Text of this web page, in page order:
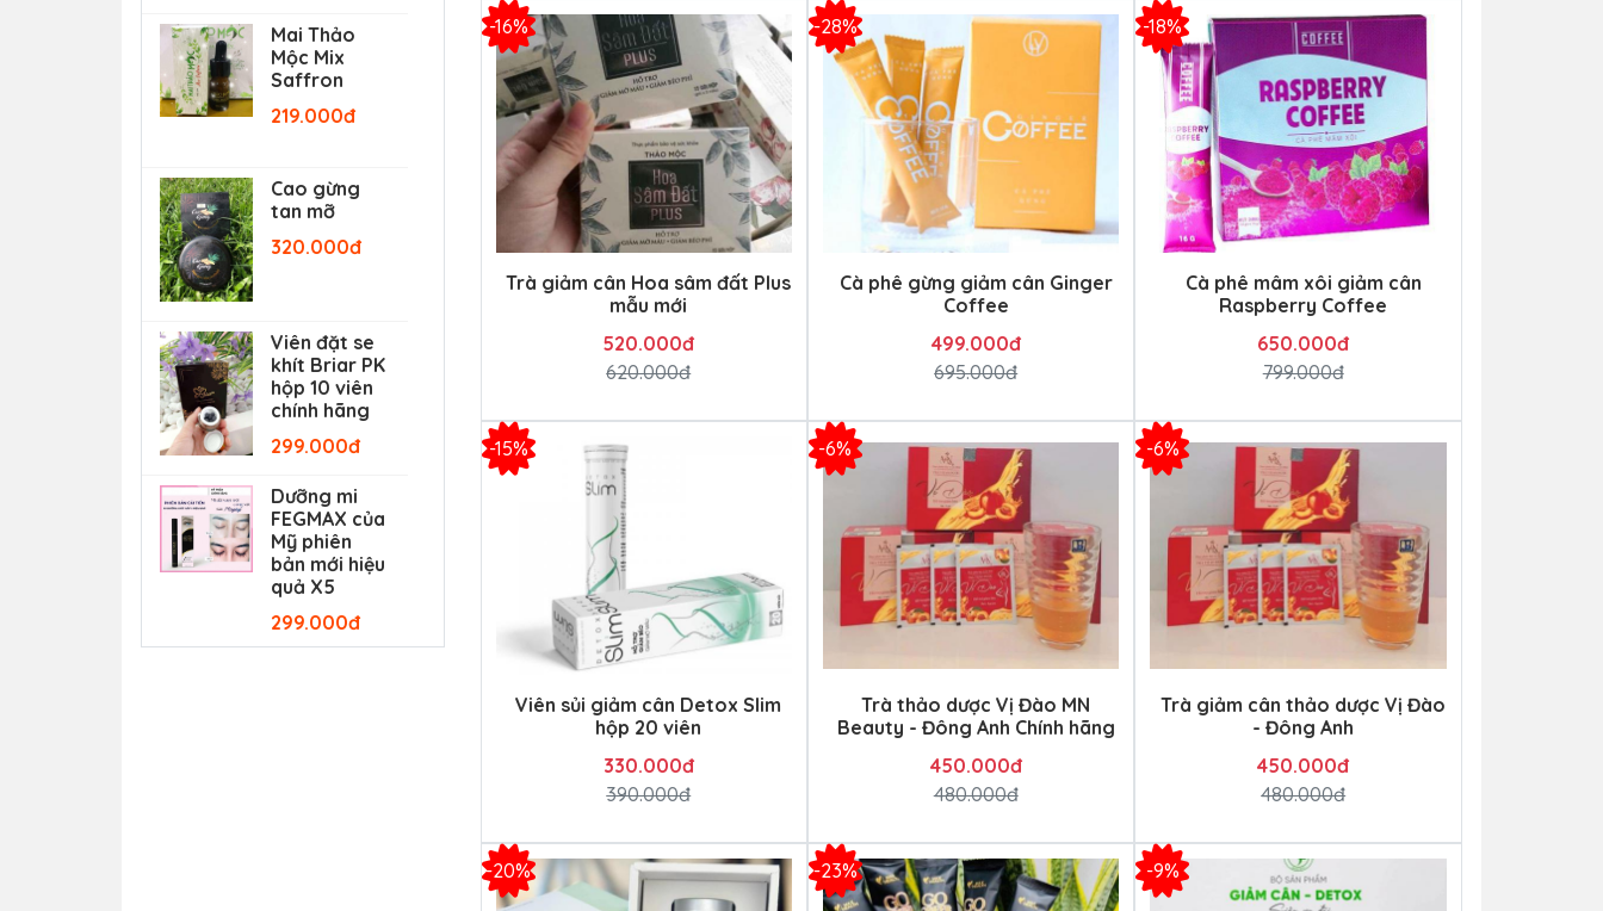
Mai Thảo
Mộc Mix
Saffron
219.000đ
Cao gừng
tan mỡ
320.000đ
Viên đặt se
khít Briar PK
hộp 10 viên
chính hãng
299.000đ
Dưỡng mi
FEGMAX của
Mỹ phiên
bản mới hiệu
quả X5
299.000đ
Trà giảm cân Hoa sâm đất Plus
mẫu mới
-16%
520.000đ
620.000đ
Cà phê gừng giảm cân Ginger
Coffee
-28%
499.000đ
695.000đ
Cà phê mâm xôi giảm cân
Raspberry Coffee
-18%
650.000đ
799.000đ
Viên sủi giảm cân Detox Slim
hộp 20 viên
-15%
330.000đ
390.000đ
Trà thảo dược Vị Đào MN
Beauty - Đông Anh Chính hãng
-6%
450.000đ
480.000đ
Trà giảm cân thảo dược Vị Đào
- Đông Anh
-6%
450.000đ
480.000đ
-20% -23% -9%